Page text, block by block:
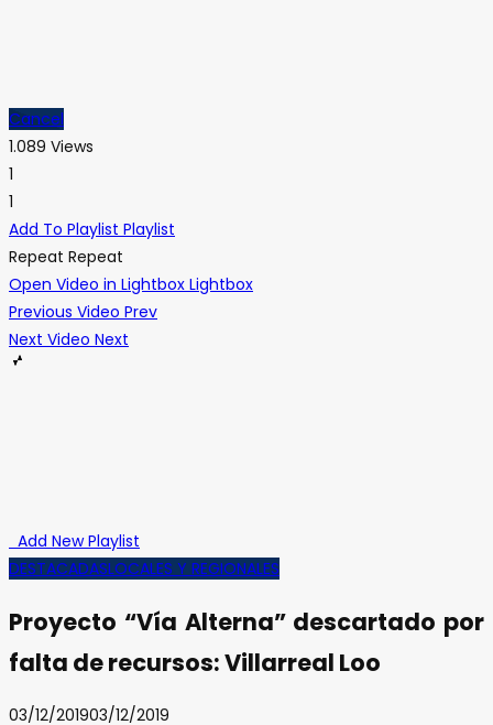
Cancel
1.089 Views
1
1
Add To Playlist Playlist
Repeat Repeat
Open Video in Lightbox Lightbox
Previous Video Prev
Next Video Next
Add New Playlist
DESTACADASLOCALES Y REGIONALES
Proyecto “Vía Alterna” descartado por
falta de recursos: Villarreal Loo
03/12/201903/12/2019